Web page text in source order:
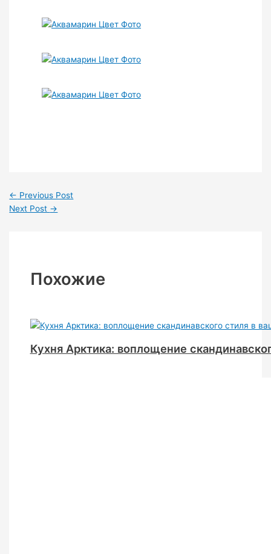
← Previous Post
Next Post →
Похожие
Кухня Арктика: воплощение